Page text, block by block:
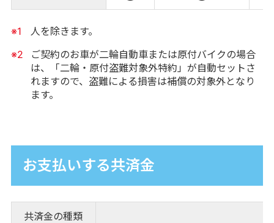
※1
人を除きます。
※2
ご契約のお車が二輪自動車または原付バイクの場合
は、「二輪・原付盗難対象外特約」が自動セットさ
れますので、盗難による損害は補償の対象外となり
ます。
お支払いする共済金
共済金の種類